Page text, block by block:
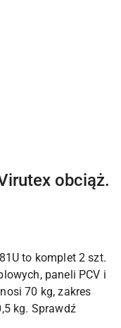
obciąż.
to komplet 2 szt.
paneli PCV i
70 kg, zakres
kg. Sprawdź